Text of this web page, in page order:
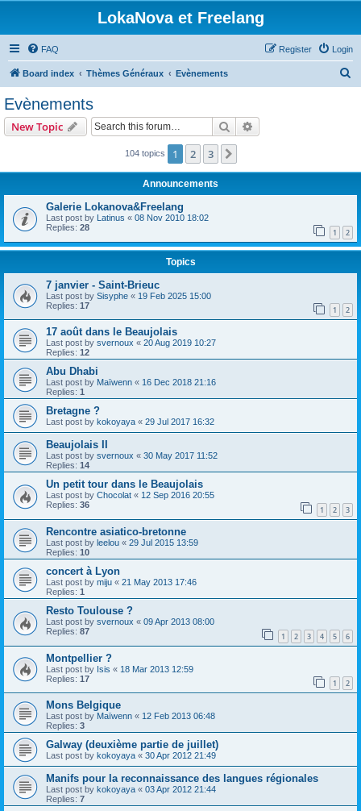
LokaNova et Freelang
FAQ Login
Register
Board index Thèmes Généraux Evènements
Evènements
New Topic Search
104 topics 1 2 3
Announcements
Galerie Lokanova&Freelang
Last post by Latinus « 08 Nov 2010 18:02
Replies: 28 1 2
Topics
7 janvier - Saint-Brieuc
Last post by Sisyphe « 19 Feb 2025 15:00
Replies: 17 1 2
17 août dans le Beaujolais
Last post by svernoux « 20 Aug 2019 10:27
Replies: 12
Abu Dhabi
Last post by Maïwenn « 16 Dec 2018 21:16
Replies: 1
Bretagne ?
Last post by kokoyaya « 29 Jul 2017 16:32
Beaujolais II
Last post by svernoux « 30 May 2017 11:52
Replies: 14
Un petit tour dans le Beaujolais
Last post by Chocolat « 12 Sep 2016 20:55
Replies: 36 1 2 3
Rencontre asiatico-bretonne
Last post by leelou « 29 Jul 2015 13:59
Replies: 10
concert à Lyon
Last post by miju « 21 May 2013 17:46
Replies: 1
Resto Toulouse ?
Last post by svernoux « 09 Apr 2013 08:00
Replies: 87 1 2 3 4 5 6
Montpellier ?
Last post by Isis « 18 Mar 2013 12:59
Replies: 17 1 2
Mons Belgique
Last post by Maïwenn « 12 Feb 2013 06:48
Replies: 3
Galway (deuxième partie de juillet)
Last post by kokoyaya « 30 Apr 2012 21:49
Manifs pour la reconnaissance des langues régionales
Last post by kokoyaya « 03 Apr 2012 21:44
Replies: 7